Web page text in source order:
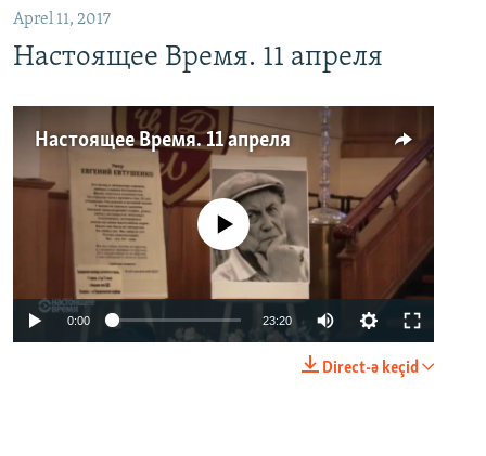
Aprel 11, 2017
Настоящее Время. 11 апреля
Настоящее Время. 11 апреля
No media source currently available
0:00 23:20
Direct-ə keçid